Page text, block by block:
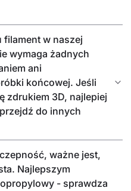
filament w naszej
wymaga żadnych
ani
końcowej. Jeśli
zdrukiem 3D, najlepiej
do innych
ważne jest,
Najlepszym
- sprawdza